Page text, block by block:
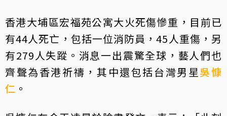
香港大埔區宏福苑公寓大火死傷慘重，目前已
有44人死亡，包括一位消防員，45人重傷，另
有279人失蹤。消息一出震驚全球，藝人們也
齊聲為香港祈禱，其中還包括台灣男星吳慷
仁 。